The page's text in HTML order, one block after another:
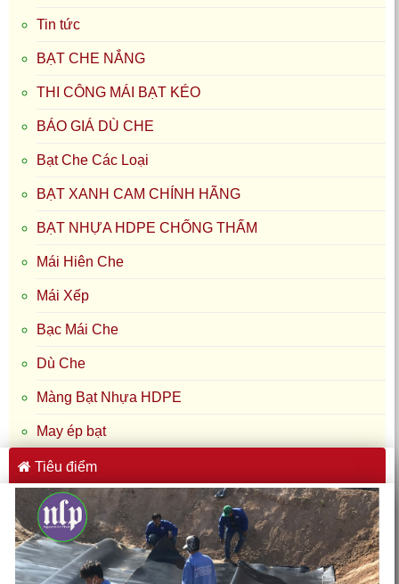
Tin tức
BẠT CHE NẮNG
THI CÔNG MÁI BẠT KÉO
BÁO GIÁ DÙ CHE
Bạt Che Các Loại
BẠT XANH CAM CHÍNH HÃNG
BẠT NHỰA HDPE CHỐNG THẤM
Mái Hiên Che
Mái Xếp
Bạc Mái Che
Dù Che
Màng Bạt Nhựa HDPE
May ép bạt
Tiêu điểm